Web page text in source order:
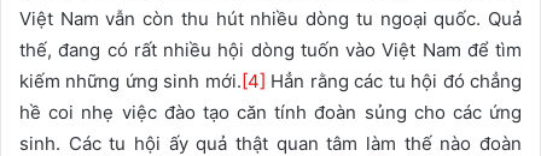
Việt Nam vẫn còn thu hút nhiều dòng tu ngoại quốc. Quả
thế, đang có rất nhiều hội dòng tuốn vào Việt Nam để tìm
kiếm những ứng sinh mới.[4] Hẳn rằng các tu hội đó chẳng
hề coi nhẹ việc đào tạo căn tính đoàn sủng cho các ứng
sinh. Các tu hội ấy quả thật quan tâm làm thế nào đoàn